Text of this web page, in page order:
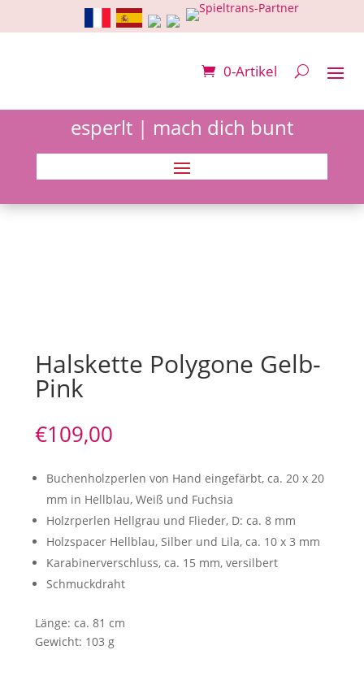
0-Artikel
esperlt | mach dich bunt
Halskette Polygone Gelb-
Pink
€109,00
Buchenholzperlen von Hand eingefärbt, ca. 20 x 20
mm in Hellblau, Weiß und Fuchsia
Holzrperlen Hellgrau und Flieder, D: ca. 8 mm
Holzspacer Hellblau, Silber und Lila, ca. 10 x 3 mm
Karabinerverschluss, ca. 15 mm, versilbert
Schmuckdraht
Länge: ca. 81 cm
Gewicht: 103 g